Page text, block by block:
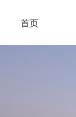
首页